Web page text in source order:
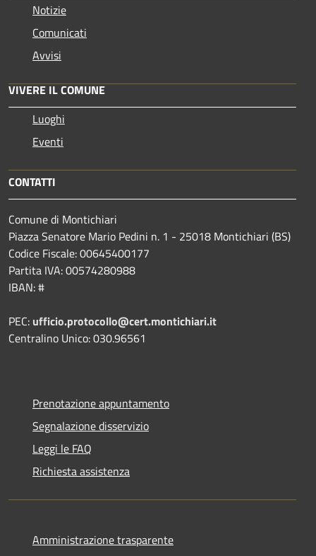
Notizie
Comunicati
Avvisi
VIVERE IL COMUNE
Luoghi
Eventi
CONTATTI
Comune di Montichiari
Piazza Senatore Mario Pedini n. 1 - 25018 Montichiari (BS)
Codice Fiscale: 00645400177
Partita IVA: 00574280988
IBAN: #
PEC: ufficio.protocollo@cert.montichiari.it
Centralino Unico: 030.96561
Prenotazione appuntamento
Segnalazione disservizio
Leggi le FAQ
Richiesta assistenza
Amministrazione trasparente